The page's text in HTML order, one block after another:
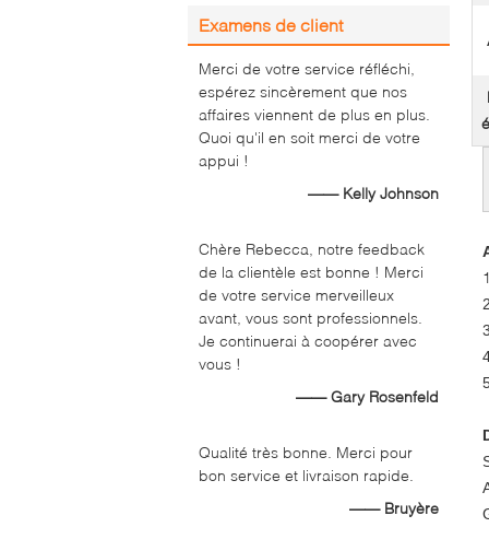
Examens de client
Merci de votre service réfléchi,
espérez sincèrement que nos
affaires viennent de plus en plus.
Quoi qu'il en soit merci de votre
appui !
—— Kelly Johnson
Chère Rebecca, notre feedback
de la clientèle est bonne ! Merci
de votre service merveilleux
avant, vous sont professionnels.
Je continuerai à coopérer avec
vous !
—— Gary Rosenfeld
Qualité très bonne. Merci pour
bon service et livraison rapide.
—— Bruyère